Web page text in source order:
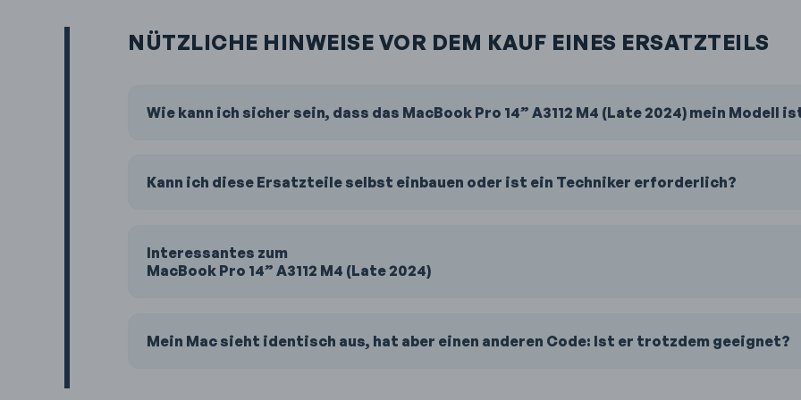
NÜTZLICHE HINWEISE VOR DEM KAUF EINES ERSATZTEILS
Wie kann ich sicher sein, dass das MacBook Pro 14” A3112 M4 (Late 2024) mein Modell
Kann ich diese Ersatzteile selbst einbauen oder ist ein Techniker erforderlich?
Interessantes zum
MacBook Pro 14” A3112 M4 (Late 2024)
Mein Mac sieht identisch aus, hat aber einen anderen Code: Ist er trotzdem geeignet?